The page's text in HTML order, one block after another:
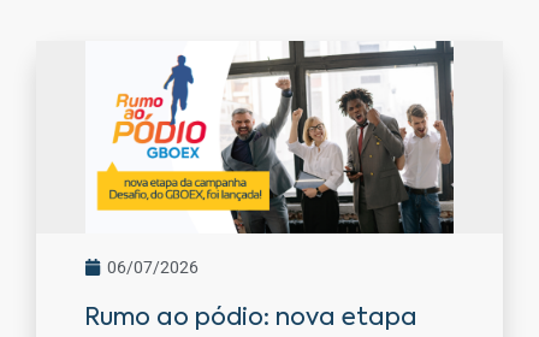
06/07/2026
Rumo ao pódio: nova etapa